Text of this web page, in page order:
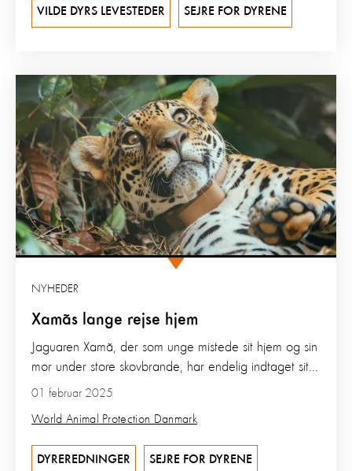
VILDE DYRS LEVESTEDER SEJRE FOR DYRENE
Xamãs lange rejse hjem
NYHEDER
01 februar 2025
World Animal Protection Danmark
Jaguaren Xamã, der som unge mistede sit hjem og sin
mor under store skovbrande, har endelig indtaget sit...
DYREREDNINGER SEJRE FOR DYRENE